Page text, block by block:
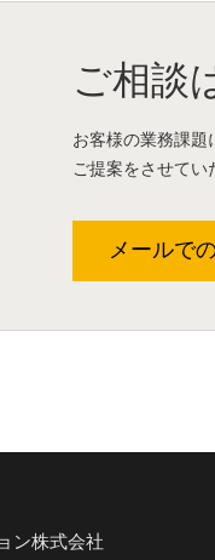
ご相談
お客様の業務課題
ご提案をさせて
メールで
ン株式会社